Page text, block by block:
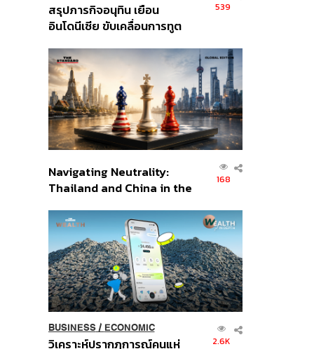
สรุปภารกิจอนุทิน เยือน
อินโดนีเซีย ขับเคลื่อนการทูต
ส่วนยุทธศาสตร์ไทย –
อินโดนีเซีย
539
Navigating Neutrality:
Thailand and China in the
Order
168
BUSINESS/ ECONOMIC
วิเคราะห์ปรากฏการณ์คนแห่ 2.6K